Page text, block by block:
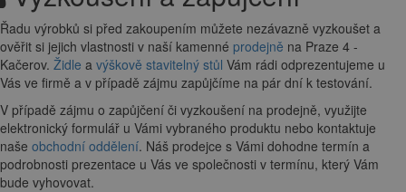
Řadu výrobků si před zakoupením můžete nezávazně vyzkoušet a
ověřit si jejich vlastnosti v naší kamenné prodejně na Praze 4 -
Kačerov. Židle a výškově stavitelný stůl Vám rádi odprezentujeme u
Vás ve firmě a v případě zájmu zapůjčíme na pár dní k testování.
V případě zájmu o zapůjčení či vyzkoušení na prodejně, využijte
elektronický formulář u Vámi vybraného produktu nebo kontaktuje
naše obchodní oddělení. Náš prodejce s Vámi dohodne termín a
podrobnosti prezentace u Vás ve společnosti v termínu, který Vám
bude vyhovovat.